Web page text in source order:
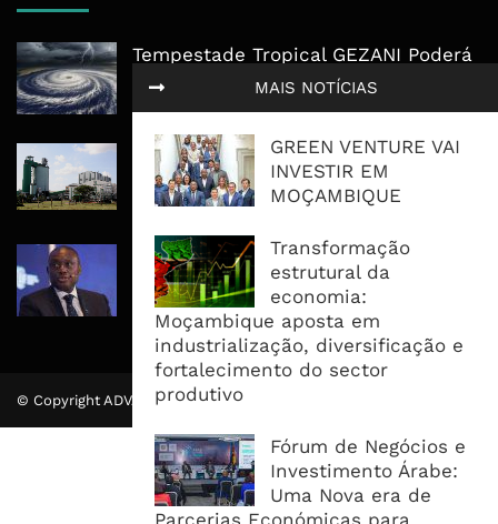
MAIS NOTÍCIAS
GREEN VENTURE VAI
INVESTIR EM
MOÇAMBIQUE
Transformação
estrutural da
economia:
Moçambique aposta em
industrialização, diversificação e
fortalecimento do sector
produtivo
Fórum de Negócios e
Investimento Árabe:
Uma Nova era de
Parcerias Económicas para
Tempestade Tropical GEZANI Poderá
Afectar Mais De Um Milhão De
Governo admite nova operadora
para a Mozal após suspensão das
operações
CEO do Standard Bank pede ao
Governo que “saia do caminho” e
facilite os negócios
© Copyright ADVALUE. Todos Direitos Reservados.